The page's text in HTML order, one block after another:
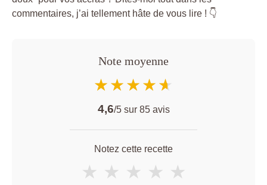
commentaires, j’ai tellement hâte de vous lire ! 👇
Note moyenne
★★★★★
★★★★★
4,6/5 sur 85avis
Notez cette recette
★ ★ ★ ★ ★